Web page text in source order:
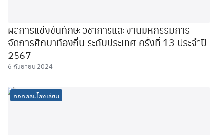
ผลการแข่งขันทักษะวิชาการและงานมหกรรมการ
จัดการศึกษาท้องถิ่น ระดับประเทศ ครั้งที่ 13 ประจำปี
2567
6 กันยายน 2024
กิจกรรมโรงเรียน